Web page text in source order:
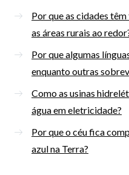
Por que as cidades
as áreas rurais ao
Por que algumas
enquanto outras
Como as usinas
água em eletricidade?
Por que o céu fica
azul na Terra?